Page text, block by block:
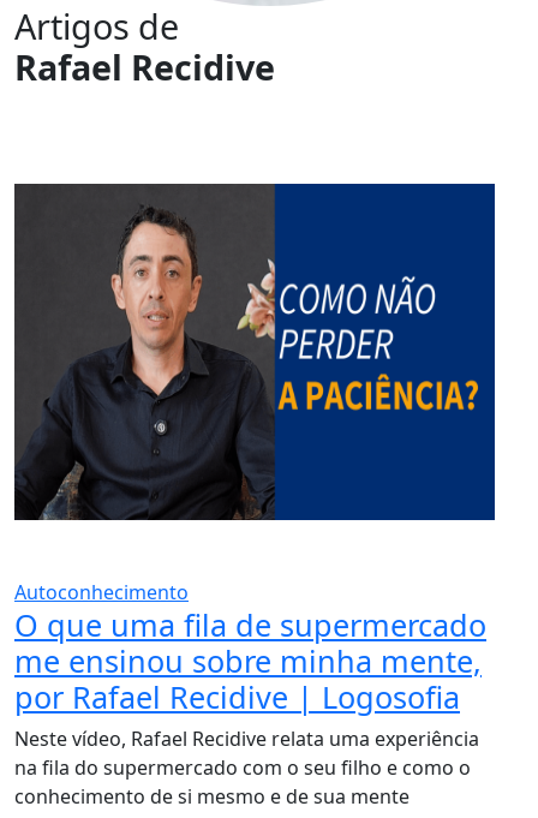
Artigos de
Rafael Recidive
Autoconhecimento
O que uma fila de supermercado
me ensinou sobre minha mente,
por Rafael Recidive | Logosofia
Neste vídeo, Rafael Recidive relata uma experiência
na fila do supermercado com o seu filho e como o
conhecimento de si mesmo e de sua mente